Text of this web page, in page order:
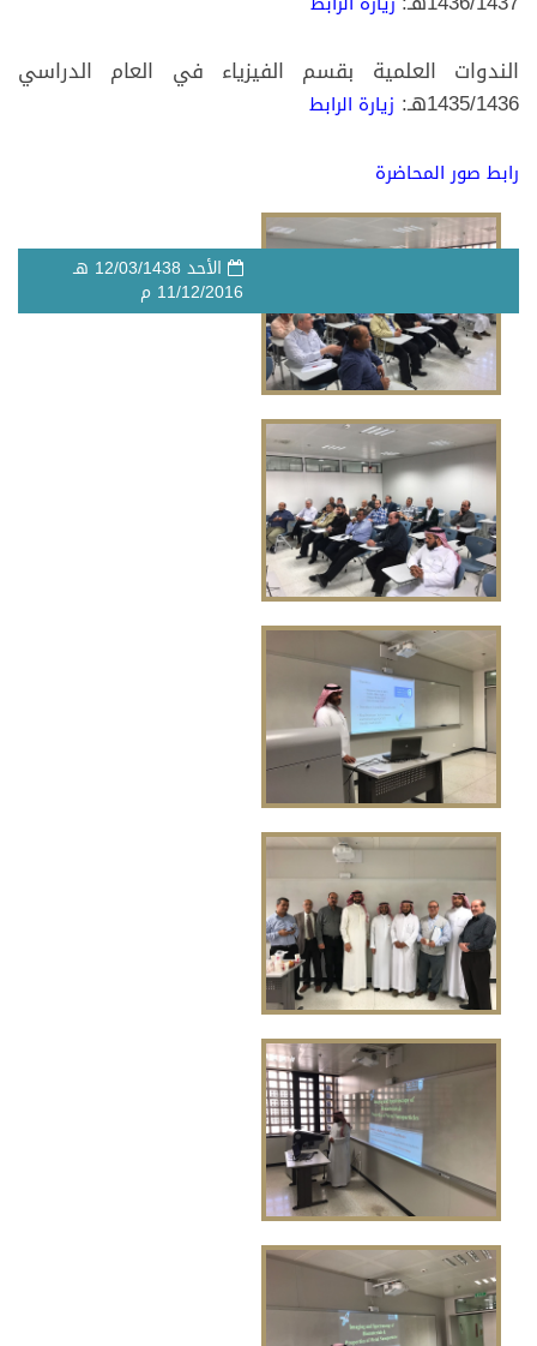
الندوات العلمية بقسم الفيزياء في العام الدراسي
1435/1436هـ:
زيارة الرابط​
​رابط صور المحاضرة​
الأحد 12/03/1438 هـ
11/12/2016 م